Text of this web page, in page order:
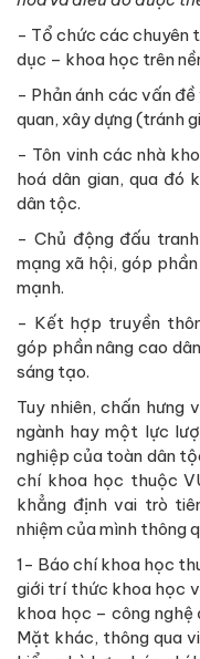
- Tổ chức các chuyên
dục – khoa học trên
- Phản ánh các vấn
quan, xây dựng (tránh
- Tôn vinh các nhà
hoá dân gian, qua đó
dân tộc.
- Chủ động đấu
mạng xã hội, góp
mạnh.
- Kết hợp truyền
góp phần nâng cao
sáng tạo.
Tuy nhiên, chấn hưng
ngành hay một lực
nghiệp của toàn dân
chí khoa học thuộc
khẳng định vai trò
nhiệm của mình thông
1- Báo chí khoa học
giới trí thức khoa học
khoa học – công nghệ
Mặt khác, thông qua